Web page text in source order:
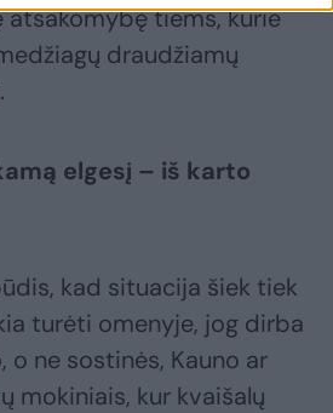
atsakomybę tiems, kurie
draudžiamų
elgesį – iš karto
kad situacija šiek tiek
turėti omenyje, jog dirba
o ne sostinės, Kauno ar
mokiniais, kur kvaišalų